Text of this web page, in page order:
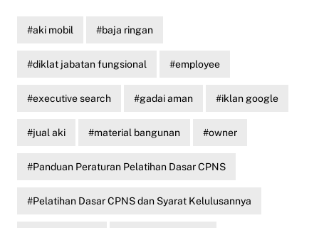
aki mobil baja ringan
diklat jabatan fungsional employee
executive search gadai aman iklan google
jual aki material bangunan owner
Panduan Peraturan Pelatihan Dasar CPNS
Pelatihan Dasar CPNS dan Syarat Kelulusannya